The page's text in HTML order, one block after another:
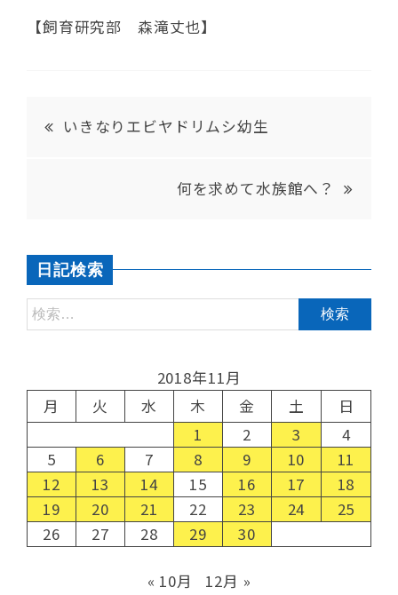
【飼育研究部 森滝丈也】
いきなりエビヤドリムシ幼生
何を求めて水族館へ？
日記検索
2018年11月
月
火 水 木 金 土
日
1
2 3
4
5
6 7 8 9 10
11
12
13 14 15 16 17
18
19
20 21 22 23 24
25
26
27 28 29 30
« 10月 12月 »